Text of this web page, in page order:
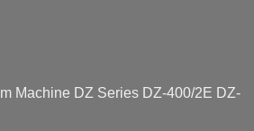
Machine DZ Series DZ-400/2E DZ-